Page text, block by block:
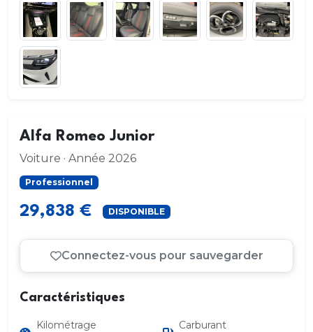
Alfa Romeo Junior
Voiture · Année 2026
Professionnel
29,838 € DISPONIBLE
Connectez-vous pour sauvegarder
Caractéristiques
Kilométrage Carburant